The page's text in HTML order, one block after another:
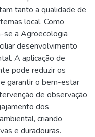
tanto a qualidade de
local. Como
se a Agroecologia
desenvolvimento
A aplicação de
pode reduzir os
garantir o bem-estar
de observação
dos
criando
e duradouras.